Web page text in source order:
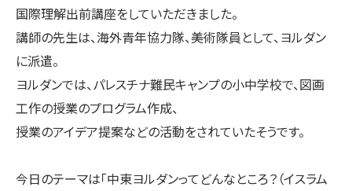
国際理解出前講座をしていただきました。
講師の先生は、海外青年協力隊、美術隊員として、ヨルダン
に派遣。
ヨルダンでは、パレスチナ難民キャンプの小中学校で、図画
工作の授業のプログラム作成、
授業のアイデア提案などの活動をされていたそうです。
今日のテーマは「中東ヨルダンってどんなところ？（イスラム